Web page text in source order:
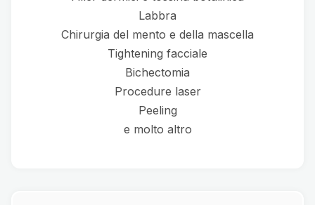
Labbra
Chirurgia del mento e della mascella
Tightening facciale
Bichectomia
Procedure laser
Peeling
e molto altro